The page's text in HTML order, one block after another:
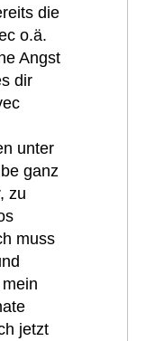
die
o.ä.
Angst
dir
unter
ganz
zu
muss
jetzt